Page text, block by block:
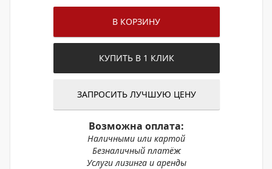
В КОРЗИНУ
КУПИТЬ В 1 КЛИК
ЗАПРОСИТЬ ЛУЧШУЮ ЦЕНУ
Возможна оплата:
Наличными или картой
Безналичный платёж
Услуги лизинга и аренды